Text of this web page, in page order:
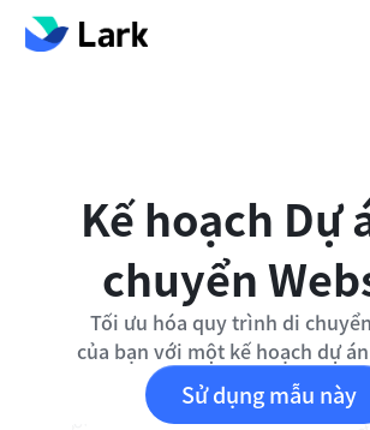
Kế hoạch Dự
chuyển
Tối ưu hóa quy trình di
của bạn với một kế hoạch dự
Sử dụng mẫu này